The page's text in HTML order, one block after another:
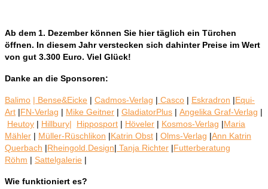
Ab dem 1. Dezember können Sie hier täglich ein Türchen
öffnen. In diesem Jahr verstecken sich dahinter Preise im Wert
von gut 3.300 Euro. Viel Glück!
Danke an die Sponsoren:
Balimo | Bense&Eicke | Cadmos-Verlag | Casco | Eskradron |Equi-
Art |FN-Verlag | Mike Geitner | GladiatorPlus | Angelika Graf-Verlag |
Heutoy | Hillbury| Hipposport | Höveler | Kosmos-Verlag |Maria
Mähler | Müller-Rüschlikon |Katrin Obst | Olms-Verlag |Ann Katrin
Querbach |Rheingold.Design| Tanja Richter |Futterberatung
Röhm | Sattelgalerie |
Wie funktioniert es?